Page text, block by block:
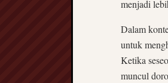
menjadi
Dalam
untuk
Ketika
muncul